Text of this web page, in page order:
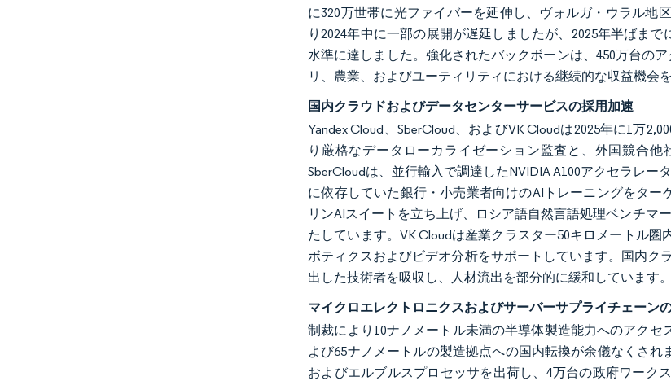
に320万世帯に光ファイバーを延伸し、ヴォルガ・ウラル地
り2024年中に一部の展開が遅延しましたが、2025年半ばま
水準に達しました。強化されたバックボーンは、450万台の
リ、農業、およびユーティリティにおける継続的な収益機会
国内クラウドおよびデータセンターサービスの採用加速
Yandex Cloud、SberCloud、およびVK Cloudは2025年に1万
り厳格なデータローカライゼーション監査と、外国競合他
SberCloudは、並行輸入で調達したNVIDIA A100アクセラレー
に依存していた銀行・小売業者向けのAIトレーニングをター
リンAIスイートを立ち上げ、ロシア語自然言語処理ベンチマ
たしています。VK Cloudは産業クラスター50キロメートル
ボティクスおよびビデオ分析をサポートしています。国内ク
出した技術者を吸収し、人材流出を部分的に緩和しています。
マイクロエレクトロニクスおよびサーバーサプライチェーン
制裁により10ナノメートル未満の半導体製造能力へのアク
よび65ナノメートルの製造拠点への国内転換が余儀なくされ
およびエルブルスプロセッサを出荷し、4万台の政府ワーク